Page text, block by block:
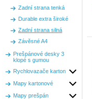
Zadní strana tenká
Durable extra široké
Zadní strana silná
Závěsné A4
Prešpánové desky 3
klopé s gumou
Rychlovazače karton
Mapy kartonové
Mapy prešpán